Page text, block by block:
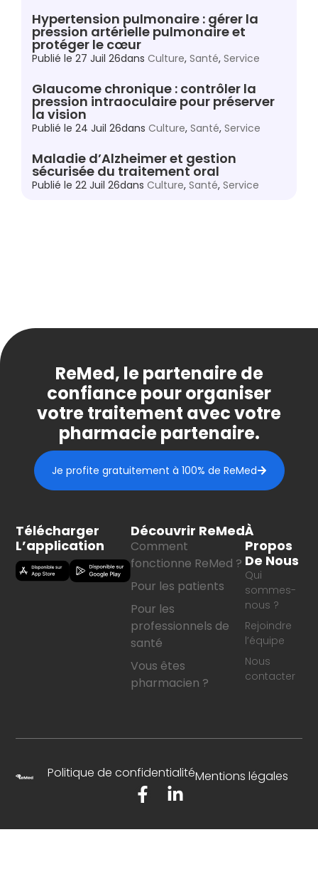
Hypertension pulmonaire : gérer la
pression artérielle pulmonaire et
protéger le cœur
Publié le 27 Juil 26dans Culture, Santé, Service
Glaucome chronique : contrôler la
pression intraoculaire pour préserver
la vision
Publié le 24 Juil 26dans Culture, Santé, Service
Maladie d’Alzheimer et gestion
sécurisée du traitement oral
Publié le 22 Juil 26dans Culture, Santé, Service
ReMed, le partenaire de
confiance pour organiser
votre traitement avec votre
pharmacie partenaire.
Je profite gratuitement à 100% de ReMed
Télécharger
L’application
Découvrir ReMed
Comment
fonctionne ReMed ?
Pour les patients
Pour les
professionnels de
santé
Vous êtes
pharmacien ?
À
Propos
De Nous
Qui
sommes-
nous ?
Rejoindre
l’équipe
Nous
contacter
Politique de confidentialitéMentions légales